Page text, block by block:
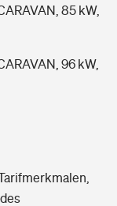
85 kW,
96 kW,